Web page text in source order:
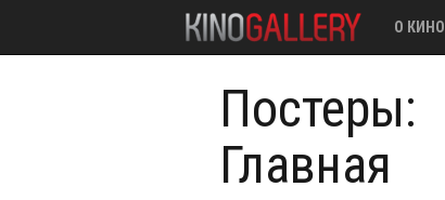
О КИНО
Постеры:
Главная